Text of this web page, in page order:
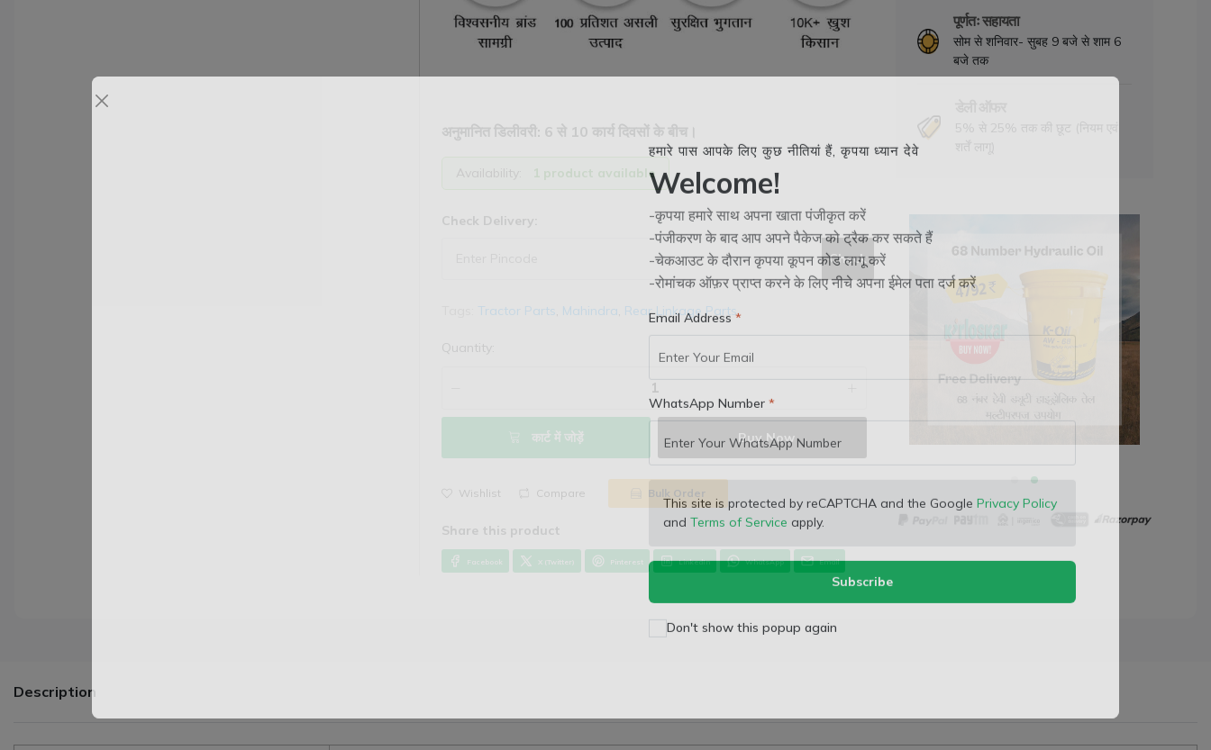
हमारे पास आपके लिए कुछ नीतियां हैं, कृपया ध्यान देवे
Welcome!
-कृपया हमारे साथ अपना खाता पंजीकृत करें
-पंजीकरण के बाद आप अपने पैकेज को ट्रैक कर सकते हैं
-चेकआउट के दौरान कृपया कूपन कोड लागू करें
-रोमांचक ऑफ़र प्राप्त करने के लिए नीचे अपना ईमेल पता दर्ज करें
Email Address
WhatsApp Number
This site is protected by reCAPTCHA and the Google
Subscribe
अनुमानित डिलीवरी: 6 से 10 कार्य दिवसों के बीच।
Availability: 1 product available
Check Delivery:
Check
Tractor Parts Mahindra Rear Linkage Parts
Quantity:
कार्ट में जोड़ें Buy Now
Wishlist Compare Bulk Order
Facebook X (Twitter) Pinterest LinkedIn WhatsApp Email
पूर्णतः सहायता
सोम से शनिवार- सुबह 9 बजे से शाम 6
बजे तक
5% से 25% तक की छूट (नियम एवं
शर्तें लागू)
Description